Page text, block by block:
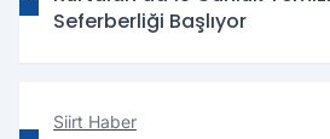
Seferberliği Başlıyor
Siirt Haber